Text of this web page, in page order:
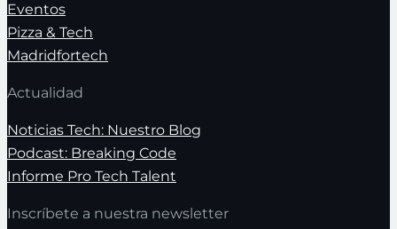
Eventos
Pizza & Tech
Madridfortech
Actualidad
Noticias Tech: Nuestro Blog
Podcast: Breaking Code
Informe Pro Tech Talent
Inscríbete a nuestra newsletter